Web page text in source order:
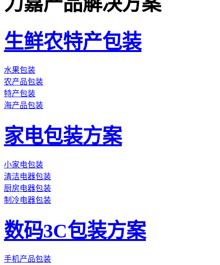
生鲜农特产包装
水果包装
农产品包装
特产包装
海产品包装
家电包装方案
小家电包装
清洁电器包装
厨房电器包装
制冷电器包装
数码3C包装方案
手机产品包装